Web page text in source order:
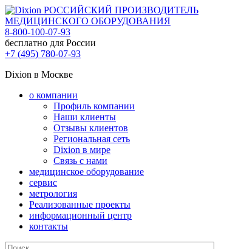
РОССИЙСКИЙ ПРОИЗВОДИТЕЛЬ
МЕДИЦИНСКОГО ОБОРУДОВАНИЯ
8-800-100-07-93
бесплатно для России
+7 (495) 780-07-93
Dixion в Москве
о компании
Профиль компании
Наши клиенты
Отзывы клиентов
Региональная сеть
Dixion в мире
Связь с нами
медицинское оборудование
сервис
метрология
Реализованные проекты
информационный центр
контакты